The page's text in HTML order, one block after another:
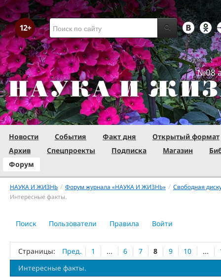
№08
Новости События Факт дня
Открытый формат
Архив
Спецпроекты Подписка Магазин
Форум
НАУКА И ЖИЗНЬ / Форум журнала «НАУКА И ЖИЗНЬ» / Свободная
Интересные факты.
Поиск Пользователи Правила Войти
Страницы: Пред. 1 ... 6 7 8 9 10 ...
Интересные факты.